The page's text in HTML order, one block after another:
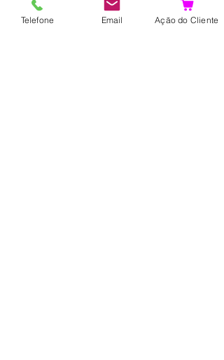
Sobre nós
Telefone Email Ação do Cliente